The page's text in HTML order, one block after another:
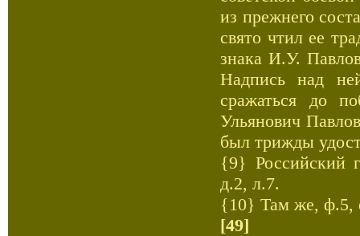
из прежнего
свято чтил ее
знака И.У.
Надпись над
сражаться до
Ульянович
был трижды
{9} Российский
д.2, л.7.
{10} Там же, ф.5,
[49]